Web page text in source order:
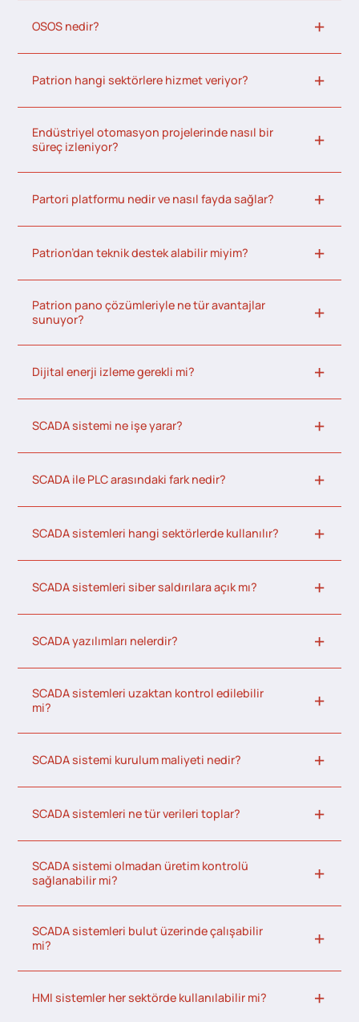
OSOS nedir?
Patrion hangi sektörlere hizmet veriyor?
Endüstriyel otomasyon projelerinde nasıl bir
süreç izleniyor?
Partori platformu nedir ve nasıl fayda sağlar?
Patrion’dan teknik destek alabilir miyim?
Patrion pano çözümleriyle ne tür avantajlar
sunuyor?
Dijital enerji izleme gerekli mi?
SCADA sistemi ne işe yarar?
SCADA ile PLC arasındaki fark nedir?
SCADA sistemleri hangi sektörlerde kullanılır?
SCADA sistemleri siber saldırılara açık mı?
SCADA yazılımları nelerdir?
SCADA sistemleri uzaktan kontrol edilebilir
mi?
SCADA sistemi kurulum maliyeti nedir?
SCADA sistemleri ne tür verileri toplar?
SCADA sistemi olmadan üretim kontrolü
sağlanabilir mi?
SCADA sistemleri bulut üzerinde çalışabilir
mi?
HMI sistemler her sektörde kullanılabilir mi?